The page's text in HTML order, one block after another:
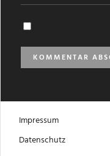
Impressum
Datenschutz